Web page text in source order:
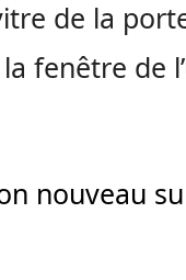
de la
fenêtre de
nouveau